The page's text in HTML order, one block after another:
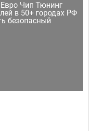
Чип Тюнинг
в 50+ городах РФ
безопасный